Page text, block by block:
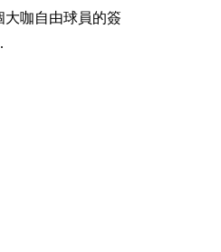
咖自由球員的簽